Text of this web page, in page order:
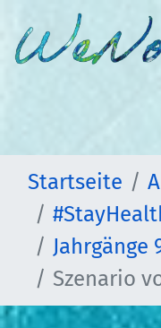
Startseite
Jahrgänge
Szenario